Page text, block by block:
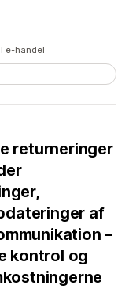
e-handel
returneringer
af
–
kontrol og